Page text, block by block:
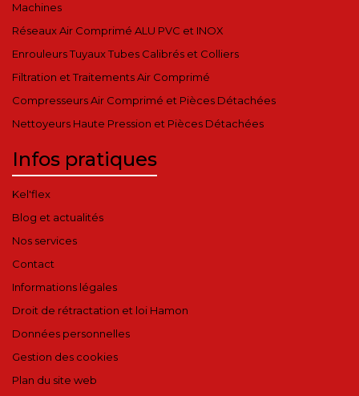
Machines
Réseaux Air Comprimé ALU PVC et INOX
Enrouleurs Tuyaux Tubes Calibrés et Colliers
Filtration et Traitements Air Comprimé
Compresseurs Air Comprimé et Pièces Détachées
Nettoyeurs Haute Pression et Pièces Détachées
Infos pratiques
Kel'flex
Blog et actualités
Nos services
Contact
Informations légales
Droit de rétractation et loi Hamon
Données personnelles
Gestion des cookies
Plan du site web